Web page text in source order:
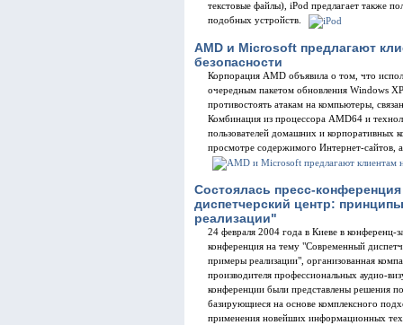
текстовые файлы), iPod предлагает также
подобных устройств.
AMD и Microsoft предлагают
безопасности
Корпорация AMD объявила о том, что
очередным пакетом обновления Windows
противостоять атакам на компьютеры,
Комбинация из процессора AMD64 и
пользователей домашних и корпоративных
просмотре содержимого Интернет-сайтов,
Состоялась пресс-
диспетчерский центр:
реализации"
24 февраля 2004 года в Киеве в конференц-
конференция на тему "Современный
примеры реализации", организованная
производителя профессиональных аудио-
конференции были представлены решения
базирующиеся на основе комплексного
применения новейших информационных